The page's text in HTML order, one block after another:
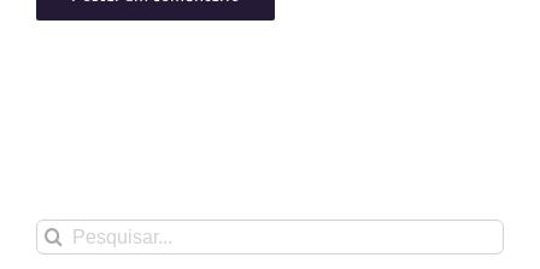
Buscar
resultados